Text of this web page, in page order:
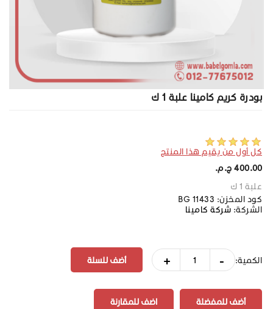
بودرة كريم كامينا علبة 1 ك
كل أول من يقيم هذا المنتج
400.00 ج.م.‏
علبة 1 ك
كود المخزن: BG 11433
الشركة: شركة كامينا
الكمية: -
+
أضف للمفضلة اضف للمقارنة